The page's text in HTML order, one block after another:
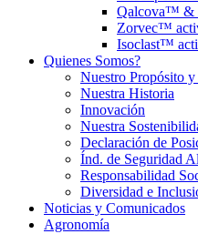
Qalcova™ &
Zorvec™
Isoclast™
Quienes Somos?
Nuestro Propósito y
Nuestra Historia
Innovación
Nuestra
Declaración de
Índ. de Seguridad
Responsabilidad
Diversidad e
Noticias y Comunicados
Agronomía